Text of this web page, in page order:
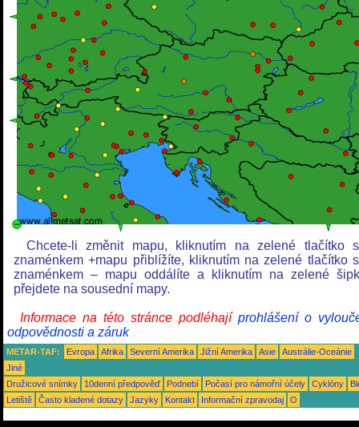
Chcete-li změnit mapu, kliknutím na zelené tlačítko
znaménkem +mapu přiblížíte, kliknutím na zelené tlačítko
znaménkem – mapu oddálíte a kliknutím na zelené
přejdete na sousední mapy.
Informace na této stránce podléhají prohlášení o
odpovědnosti a záruk
METAR-TAF: Evropa Afrika Severní Amerika Jižní Amerika Asie
Austrálie-Oceánie
Jiné
Družicové snímky
10denní předpověď Podnebí Počasí pro námořní účely Cyklóny
Letiště
Často kladené dotazy Jazyky Kontakt Informační zpravodaj O